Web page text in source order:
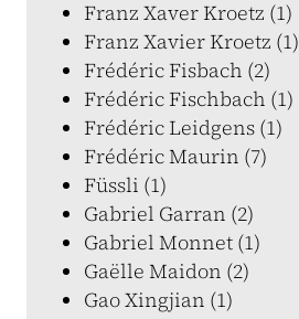
Franz Xaver Kroetz (1)
Franz Xavier Kroetz (1)
Frédéric Fisbach (2)
Frédéric Fischbach (1)
Frédéric Leidgens (1)
Frédéric Maurin (7)
Füssli (1)
Gabriel Garran (2)
Gabriel Monnet (1)
Gaëlle Maidon (2)
Gao Xingjian (1)